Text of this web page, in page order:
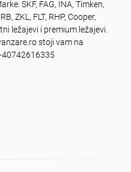
SKF, FAG, INA, Timken,
ZKL, FLT, RHP, Cooper,
ležajevi i premium ležajevi.
stoji vam na